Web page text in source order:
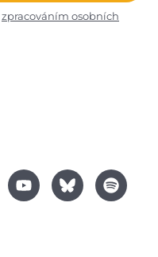
zpracováním osobních